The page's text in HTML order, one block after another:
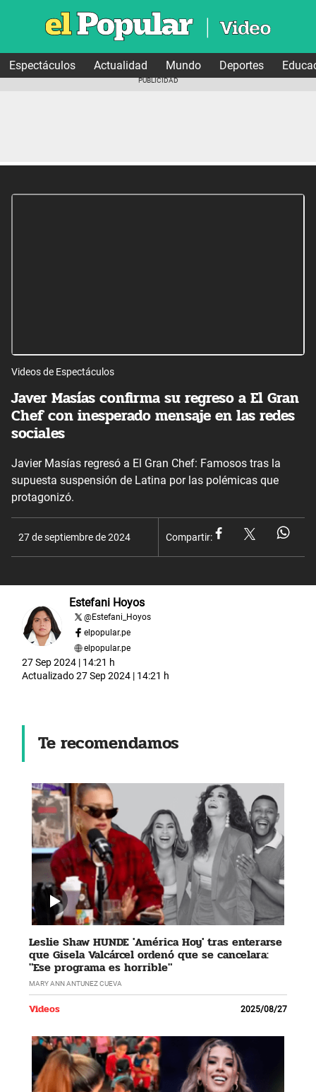
Espectáculos Actualidad Mundo Deportes
Videos de Espectáculos
Javer Masías confirma su regreso a El Gran
Chef con inesperado mensaje en las redes
sociales
Javier Masías regresó a El Gran Chef: Famosos tras la
supuesta suspensión de Latina por las polémicas que
protagonizó.
27 de septiembre de 2024 Compartir:
Estefani Hoyos
@Estefani_Hoyos
elpopular.pe
elpopular.pe
27 Sep 2024 | 14:21 h
Actualizado27 Sep 2024 | 14:21 h
Te recomendamos
Leslie Shaw HUNDE 'América Hoy' tras enterarse
que Gisela Valcárcel ordenó que se cancelara:
"Ese programa es horrible"
MARY ANN ANTUNEZ CUEVA
Videos 2025/08/27